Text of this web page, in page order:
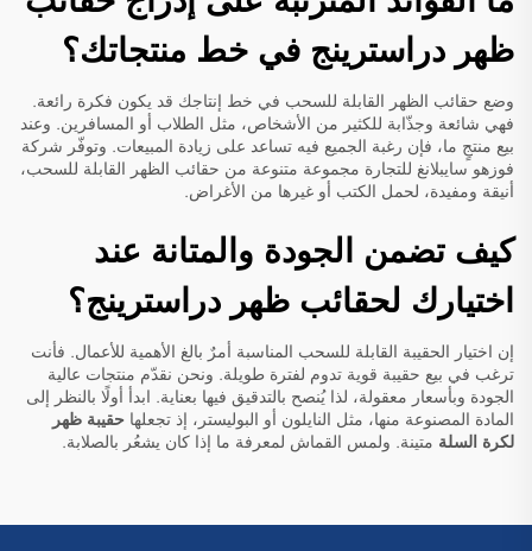
ظهر دراسترينج في خط منتجاتك؟
وضع حقائب الظهر القابلة للسحب في خط إنتاجك قد يكون فكرة رائعة.
فهي شائعة وجذّابة للكثير من الأشخاص، مثل الطلاب أو المسافرين. وعند
بيع منتجٍ ما، فإن رغبة الجميع فيه تساعد على زيادة المبيعات. وتوفّر شركة
فوزهو سايبلانغ للتجارة مجموعة متنوعة من حقائب الظهر القابلة للسحب،
أنيقة ومفيدة، لحمل الكتب أو غيرها من الأغراض.
كيف تضمن الجودة والمتانة عند
اختيارك لحقائب ظهر دراسترينج؟
إن اختيار الحقيبة القابلة للسحب المناسبة أمرٌ بالغ الأهمية للأعمال. فأنت
ترغب في بيع حقيبة قوية تدوم لفترة طويلة. ونحن نقدّم منتجات عالية
الجودة وبأسعار معقولة، لذا يُنصح بالتدقيق فيها بعناية. ابدأ أولًا بالنظر إلى
المادة المصنوعة منها، مثل النايلون أو البوليستر، إذ تجعلها حقيبة ظهر
لكرة السلة متينة. ولمس القماش لمعرفة ما إذا كان يشعُر بالصلابة.